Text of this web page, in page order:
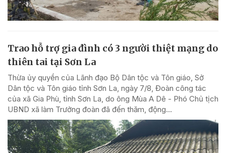
Trao hỗ trợ gia đình có 3 người thiệt mạng do
thiên tai tại Sơn La
Thừa ủy quyền của Lãnh đạo Bộ Dân tộc và Tôn giáo, Sở
Dân tộc và Tôn giáo tỉnh Sơn La, ngày 7/8, Đoàn công tác
của xã Gia Phù, tỉnh Sơn La, do ông Mùa A Dê - Phó Chủ tịch
UBND xã làm Trưởng đoàn đã đến thăm, động...